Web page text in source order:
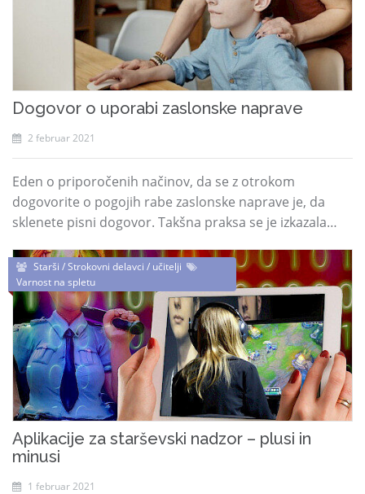
Dogovor o uporabi zaslonske naprave
2 februar 2021
Eden o priporočenih načinov, da se z otrokom
dogovorite o pogojih rabe zaslonske naprave je, da
sklenete pisni dogovor. Takšna praksa se je izkazala…
Starši / Strokovni delavci / učitelji
Varnost na spletu
Aplikacije za starševski nadzor – plusi in
minusi
1 februar 2021